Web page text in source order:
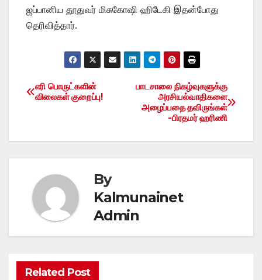
ஜப்பானிய தூதுவர் மிசுகோஷி ஹிடேகி இதன்போது
தெரிவித்தார்.
Post
பாடசாலை நிகழ்வுகளுக்கு
அரசியல்வாதிகளை
அழைப்பதை தவிருங்கள்
-பிரதமர் ஹரிணி
எரி பொருட்களின்
விலைகள் குறைப்பு!
By
Kalmunainet
Admin
Related Post